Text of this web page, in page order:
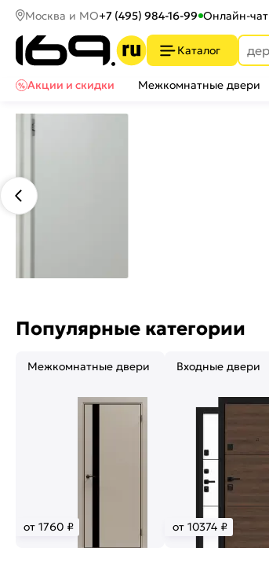
Москва и МО+7 (495) 984-16-99 Онлайн-чат
Каталог
Акции и скидки
Межкомнатные двери
Популярные категории
Межкомнатные двери
от 1760 ₽
Входные двери
от 10374 ₽